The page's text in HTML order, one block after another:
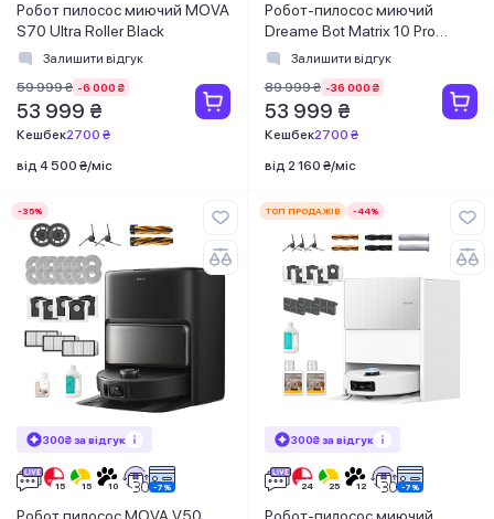
Робот пилосос миючий MOVA
S70 Ultra Roller Black
Залишити відгук
59 999 ₴ -6 000 ₴
53 999 ₴
Кешбек2700 ₴
від 4 500 ₴/міс
Робот-пилосос миючий
Dreame Bot Matrix 10 Pro
WhiteЗалишити відгук
89 999 ₴ -36 000 ₴
53 999 ₴
Кешбек2700 ₴
від 2 160 ₴/міс
-35%
300₴ за відгук
Робот пилосос MOVA V50
ТОП ПРОДАЖІВ -44%
300₴ за відгук
Робот-пилосос миючий